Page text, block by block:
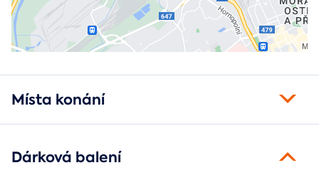
Místa konání
Dárková balení